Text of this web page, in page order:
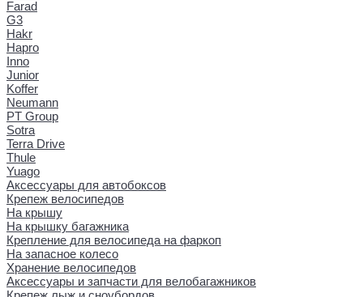
Farad
G3
Hakr
Hapro
Inno
Junior
Koffer
Neumann
PT Group
Sotra
Terra Drive
Thule
Yuago
Аксессуары для автобоксов
Крепеж велосипедов
На крышу
На крышку багажника
Крепление для велосипеда на фаркоп
На запасное колесо
Хранение велосипедов
Аксессуары и запчасти для велобагажников